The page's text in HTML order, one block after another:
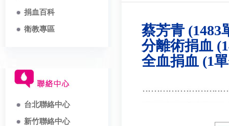
捐血百科
衛教專區
台北聯絡中心
新竹聯絡中心
蔡芳青 (1483
分離術捐血
全血捐血 (1